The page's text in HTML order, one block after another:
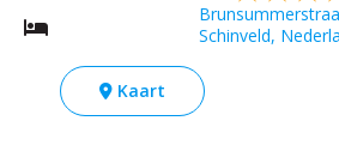
Schinveld,
Kaart